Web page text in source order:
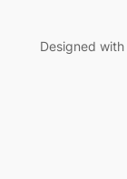
Designed with